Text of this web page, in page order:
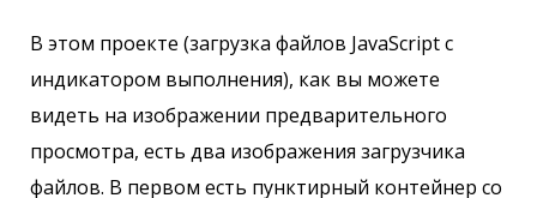
В этом проекте (загрузка файлов JavaScript с
индикатором выполнения), как вы можете
видеть на изображении предварительного
просмотра, есть два изображения загрузчика
файлов. В первом есть пунктирный контейнер со